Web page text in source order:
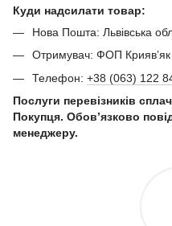
Куди надсилати товар:
Нова Пошта: Львівська
Отримувач: ФОП
Телефон: +38 (063) 122
Послуги перевізників
Покупця. Обов’язково
менеджеру.